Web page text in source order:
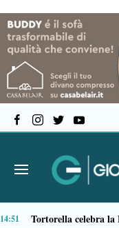
13:22